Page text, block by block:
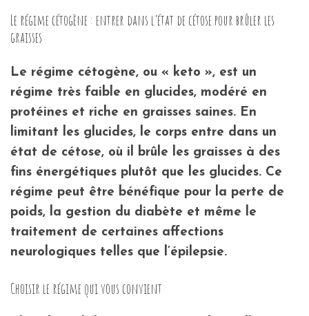
Le régime cétogène : entrer dans l’état de cétose pour brûler les
graisses
Le régime cétogène, ou « keto », est un
régime très faible en glucides, modéré en
protéines et riche en graisses saines. En
limitant les glucides, le corps entre dans un
état de cétose, où il brûle les graisses à des
fins énergétiques plutôt que les glucides. Ce
régime peut être bénéfique pour la perte de
poids, la gestion du diabète et même le
traitement de certaines affections
neurologiques telles que l’épilepsie.
Choisir le régime qui vous convient